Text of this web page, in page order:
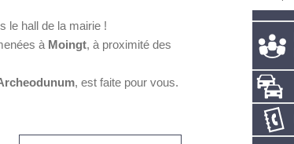
le hall de la mairie !
à Moingt, à proximité des
, est faite pour vous.